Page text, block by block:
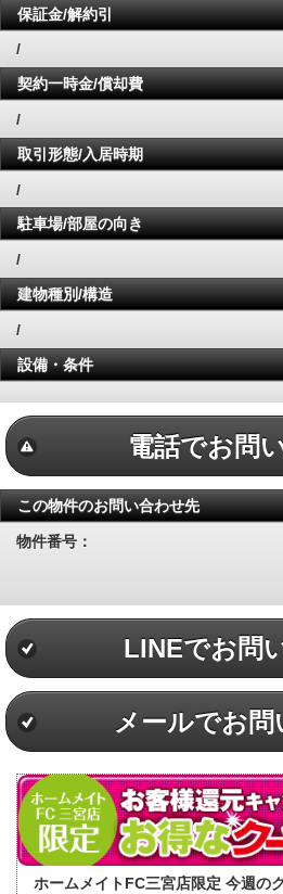
保証金/解約引
/
契約一時金/償却費
/
取引形態/入居時期
/
駐車場/部屋の向き
/
建物種別/構造
/
設備・条件
電話でお問
この物件のお問い合わせ先
物件番号：
LINEでお問
メールでお問
ホームメイトFC三宮店限定 今週の